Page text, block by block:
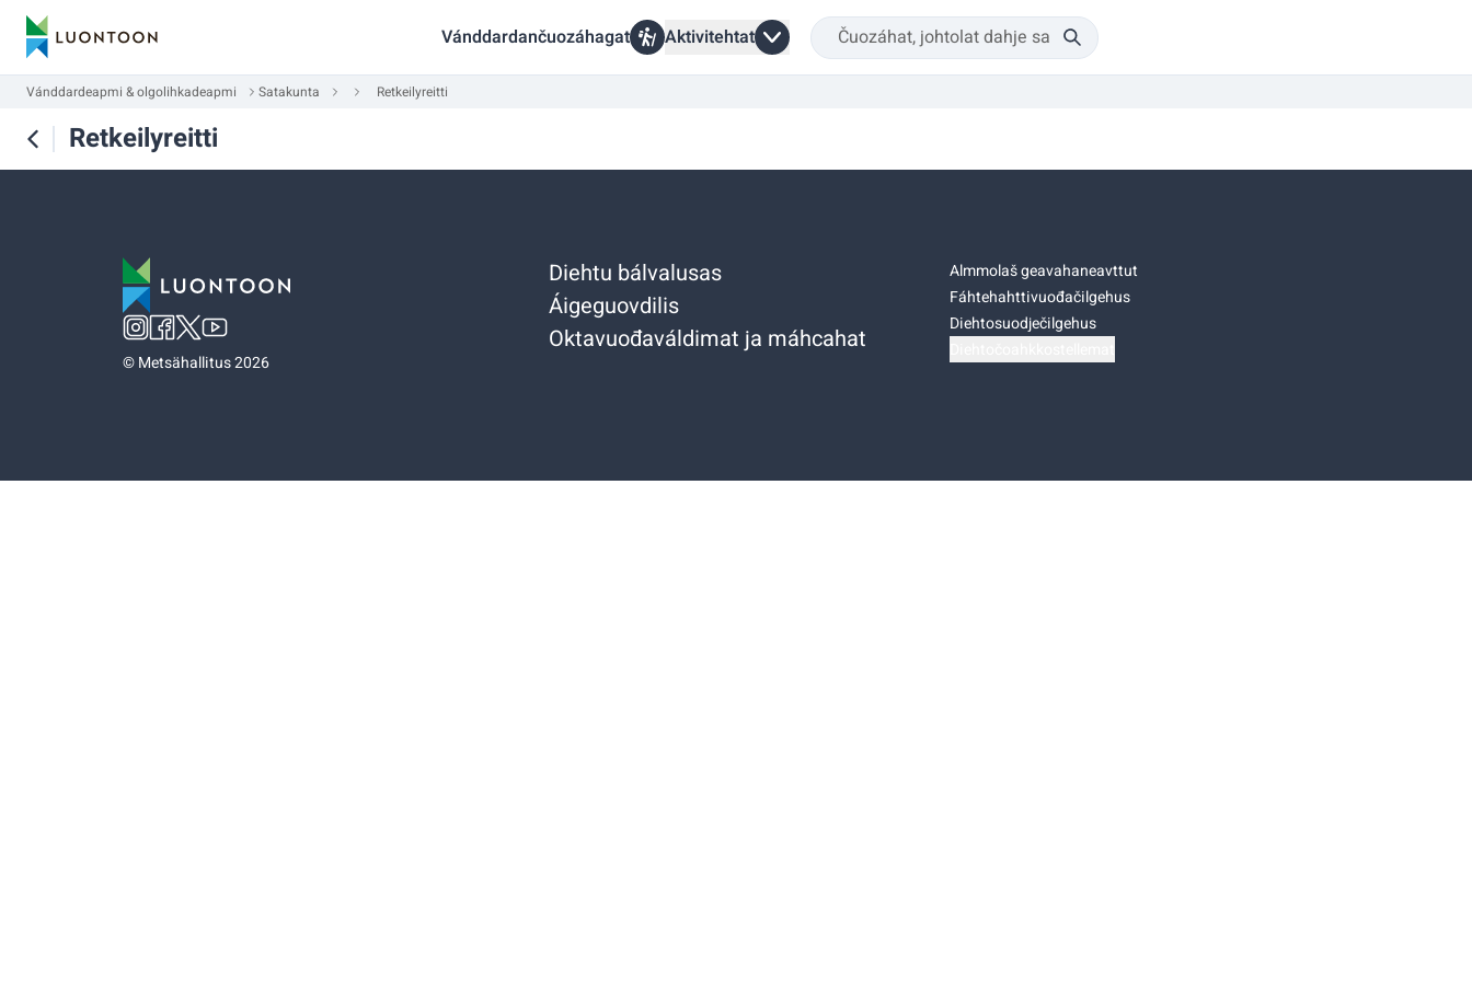
Vánddardančuozáhagat Aktivitehtat
Vánddardeapmi & olgolihkadeapmi Satakunta Retkeilyreitti
Retkeilyreitti
©Metsähallitus 2026
Diehtu bálvalusas
Áigeguovdilis
Oktavuođaváldimat ja máhcahat
Almmolaš geavahaneavttut
Fáhtehahttivuođačilgehus
Diehtosuodječilgehus